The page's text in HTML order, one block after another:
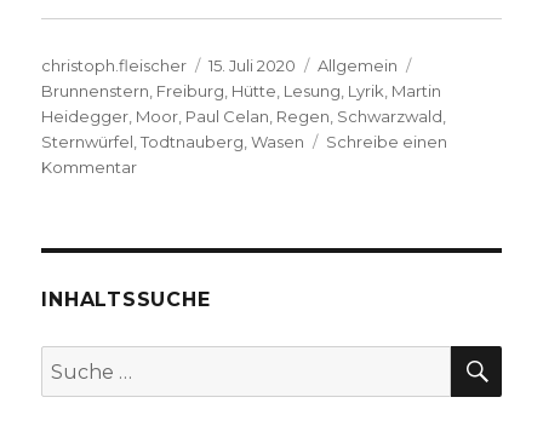
Autor
christoph.fleischer
Veröffentlicht
am
15. Juli 2020 Kategorien
Allgemein
Brunnenstern Freiburg Hütte Lesung Lyrik Martin
Heidegger Moor Paul Celan Regen Schwarzwald
Sternwürfel ,Todtnauberg ,Wasen
Schreibe einen
Kommentarzu
Rezension
Christoph
Welver
INHALTSSUCHE
Suche
nach: